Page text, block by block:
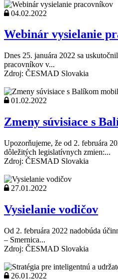
04.02.2022
Webinár vysielanie
Dnes 25. januára 2022 sa
pracovníkov v...
Zdroj: ČESMAD Slovakia
01.02.2022
Zmeny súvisiace s
Upozorňujeme, že od 2. februára
dôležitých legislatívnych zmien:...
Zdroj: ČESMAD Slovakia
27.01.2022
Vysielanie vodičov
Od 2. februára 2022 nadobúda
– Smernica...
Zdroj: ČESMAD Slovakia
26.01.2022